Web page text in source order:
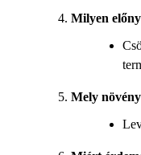
Milyen
Mely